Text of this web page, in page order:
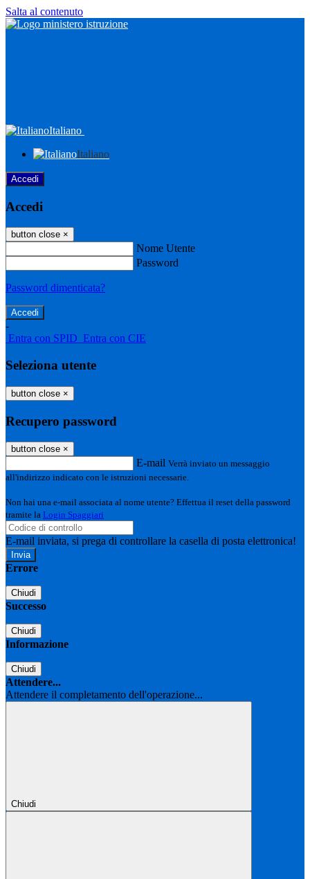
Salta al contenuto
Italiano
Italiano
Accedi
Accedi
button close ×
Nome Utente
Password
Password dimenticata?
-
Entra con SPID Entra con CIE
Seleziona utente
button close ×
Recupero password
button close ×
E-mail Verrà inviato un messaggio
all'indirizzo indicato con le istruzioni necessarie.
Non hai una e-mail associata al nome utente? Effettua il reset della password
tramite la Login Spaggiari
E-mail inviata, si prega di controllare la casella di posta elettronica!
Errore
Chiudi
Successo
Chiudi
Informazione
Chiudi
Attendere...
Attendere il completamento dell'operazione...
Chiudi